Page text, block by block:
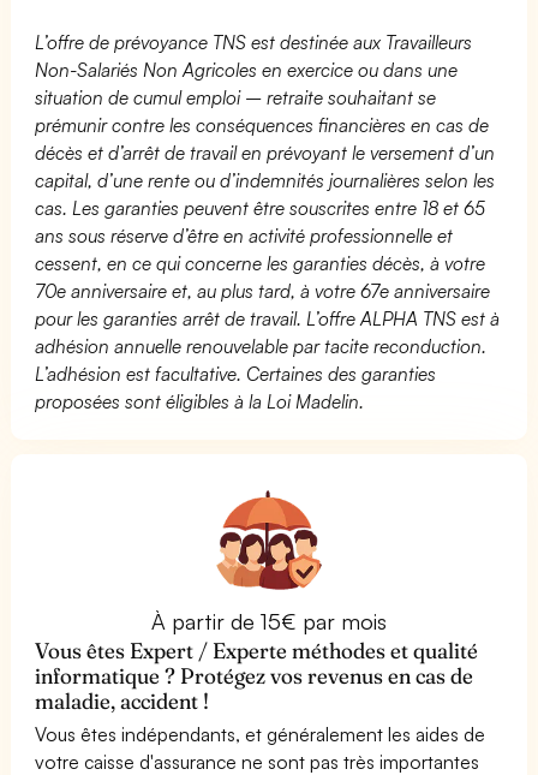
L’offre de prévoyance TNS est destinée aux Travailleurs
Non-Salariés Non Agricoles en exercice ou dans une
situation de cumul emploi – retraite souhaitant se
prémunir contre les conséquences financières en cas de
décès et d’arrêt de travail en prévoyant le versement d’un
capital, d’une rente ou d’indemnités journalières selon les
cas. Les garanties peuvent être souscrites entre 18 et 65
ans sous réserve d’être en activité professionnelle et
cessent, en ce qui concerne les garanties décès, à votre
70e anniversaire et, au plus tard, à votre 67e anniversaire
pour les garanties arrêt de travail. L’offre ALPHA TNS est à
adhésion annuelle renouvelable par tacite reconduction.
L’adhésion est facultative. Certaines des garanties
proposées sont éligibles à la Loi Madelin.
À partir de 15€ par mois
Vous êtes Expert / Experte méthodes et qualité
informatique ? Protégez vos revenus en cas de
maladie, accident !
Vous êtes indépendants, et généralement les aides de
votre caisse d'assurance ne sont pas très importantes